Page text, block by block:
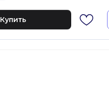
Купить